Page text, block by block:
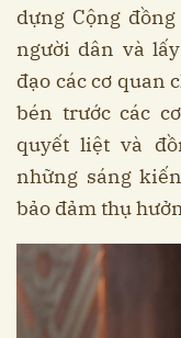
dựng Cộng
người dân và
đạo các cơ quan
bén trước các
quyết liệt và
những sáng
bảo đảm thụ